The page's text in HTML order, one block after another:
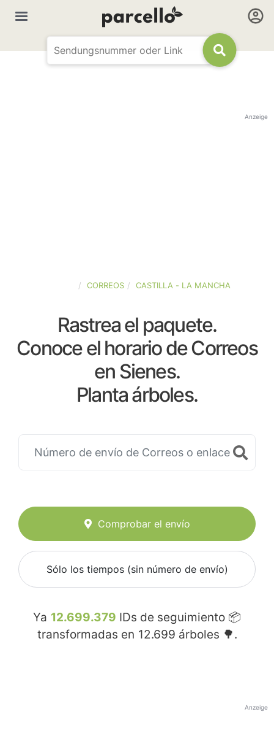
Anzeige
CORREOS CASTILLA - LA MANCHA
Rastrea el paquete.
Conoce el horario de Correos
en Sienes.
Planta árboles.
Comprobar el envío
Sólo los tiempos (sin número de envío)
Ya 12.699.379 IDs de seguimiento 📦
transformadas en 12.699 árboles 🌳.
Anzeige